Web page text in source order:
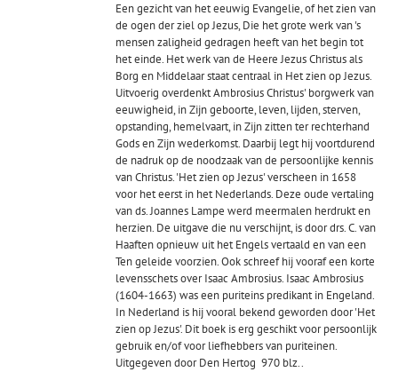
Een gezicht van het eeuwig Evangelie, of het zien van
de ogen der ziel op Jezus, Die het grote werk van 's
mensen zaligheid gedragen heeft van het begin tot
het einde. Het werk van de Heere Jezus Christus als
Borg en Middelaar staat centraal in Het zien op Jezus.
Uitvoerig overdenkt Ambrosius Christus' borgwerk van
eeuwigheid, in Zijn geboorte, leven, lijden, sterven,
opstanding, hemelvaart, in Zijn zitten ter rechterhand
Gods en Zijn wederkomst. Daarbij legt hij voortdurend
de nadruk op de noodzaak van de persoonlijke kennis
van Christus. 'Het zien op Jezus' verscheen in 1658
voor het eerst in het Nederlands. Deze oude vertaling
van ds. Joannes Lampe werd meermalen herdrukt en
herzien. De uitgave die nu verschijnt, is door drs. C. van
Haaften opnieuw uit het Engels vertaald en van een
Ten geleide voorzien. Ook schreef hij vooraf een korte
levensschets over Isaac Ambrosius. Isaac Ambrosius
(1604-1663) was een puriteins predikant in Engeland.
In Nederland is hij vooral bekend geworden door 'Het
zien op Jezus'. Dit boek is erg geschikt voor persoonlijk
gebruik en/of voor liefhebbers van puriteinen.
Uitgegeven door Den Hertog 970 blz..